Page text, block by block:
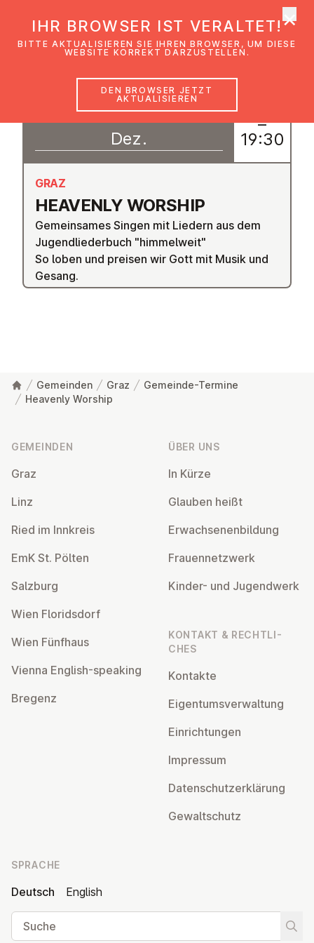
HEAVENLY WORSHIP
GRAZ
Gemeinsames Singen mit Liedern aus dem
Jugendliederbuch "himmelweit"
So loben und preisen wir Gott mit Musik und
Gesang.
18
Dez.
–
19:30
Gemeinden Graz
Gemeinde-Termine
Heavenly Worship
GEMEINDEN
Graz
Linz
Ried im Innkreis
EmK St. Pölten
Salzburg
Wien Flo­rids­dorf
Wien Fünfhaus
Vienna English-speaking
Bregenz
ÜBER UNS
In Kürze
Glauben heißt
Er­wach­se­nen­bil­dung
Frau­en­netz­werk
Kinder- und Ju­gend­werk
KONTAKT & RECHT­LI­
CHES
Kontakte
Ei­gen­tums­ver­wal­tung
Ein­rich­tun­gen
Impressum
Da­ten­schutz­er­klä­rung
Ge­walt­schutz
SPRACHE
Deutsch
English
Suche
IHR BROWSER IST VERALTET!
BITTE AKTUALISIEREN SIE IHREN BROWSER, UM DIESE
WEBSITE KORREKT DARZUSTELLEN.
DEN BROWSER JETZT
AKTUALISIEREN
×